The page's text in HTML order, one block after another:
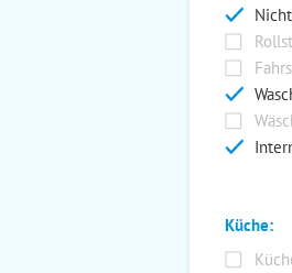
Küche: